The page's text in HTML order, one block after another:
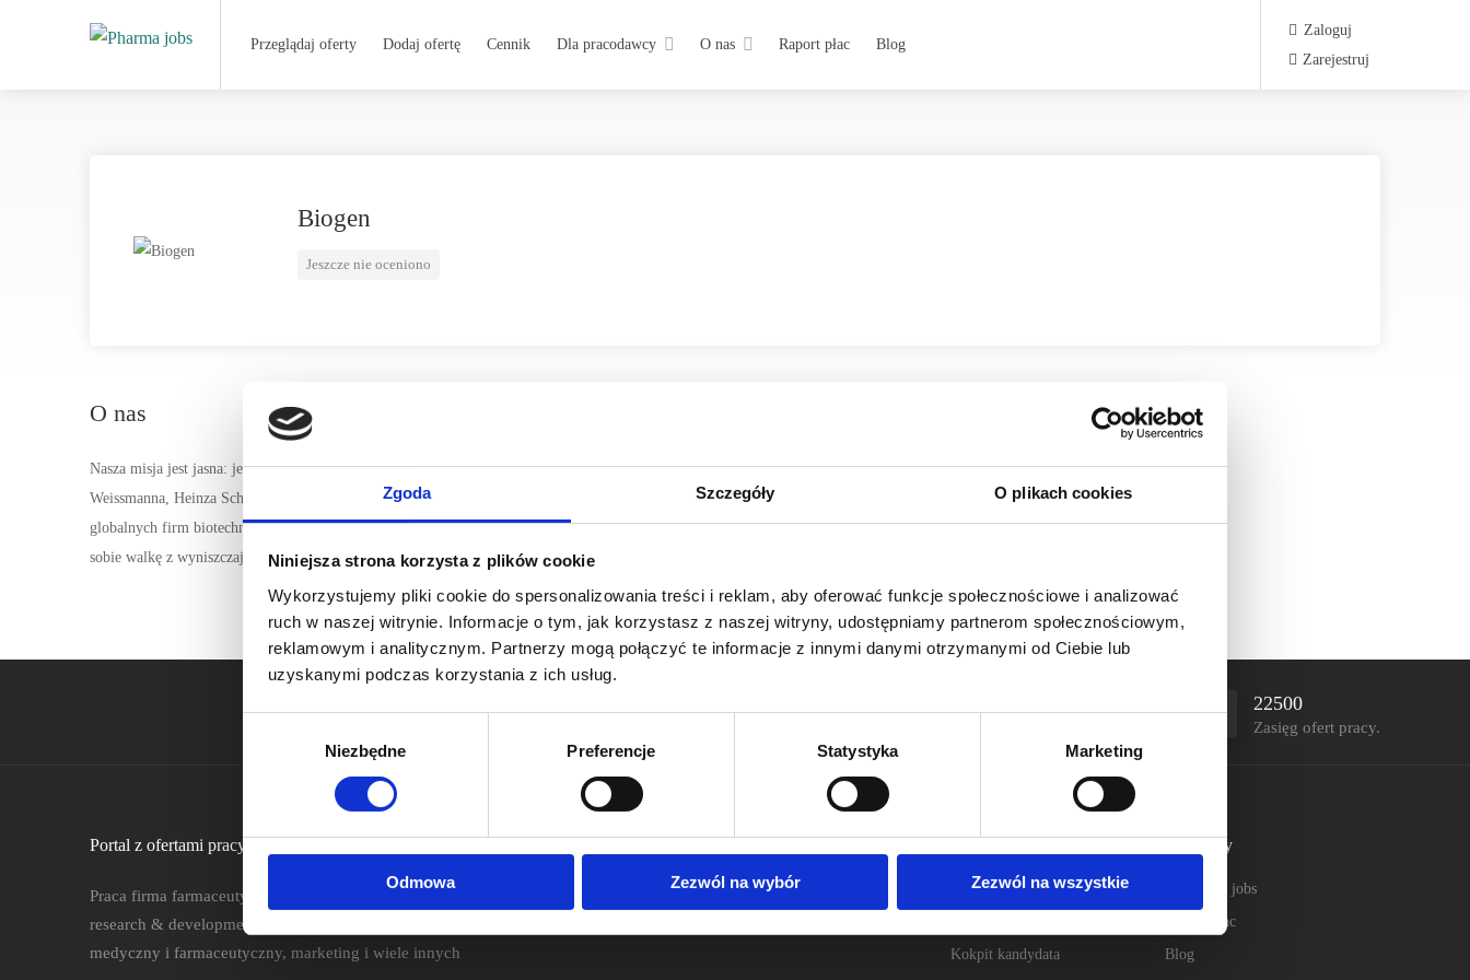
Zgoda Szczegóły O plikach cookies
Niniejsza strona korzysta z plików cookie
Wykorzystujemy pliki cookie do spersonalizowania treści i reklam, aby oferować funkcje społecznościowe i analizować
ruch w naszej witrynie. Informacje o tym, jak korzystasz z naszej witryny, udostępniamy partnerom społecznościowym,
reklamowym i analitycznym. Partnerzy mogą połączyć te informacje z innymi danymi otrzymanymi od Ciebie lub
uzyskanymi podczas korzystania z ich usług.
Niezbędne Preferencje Statystyka Marketing
Odmowa Zezwól na wybór Zezwól na wszystkie
Przeglądaj oferty Dodaj ofertę Cennik Dla pracodawcy O nas Raport płac Blog
Zaloguj
Zarejestruj
Biogen
Jeszcze nie oceniono
O nas
Nasza misja jest jasna: jesteśmy pionierami w dziedzinie neuronauki. Od czasów założenia Biogen w 1978 roku przez Charlesa
Weissmanna, Heinza Schallera, Kennetha Murraya oraz dwóch noblistów – Waltera Gilberta i Phillipa Sharpa jesteśmy jedną z pierwszych
globalnych firm biotechnologicznych, która prowadzi wiodące badania naukowe. Szczególnie w ostatniej dekadzie, firma za cel postawiła
sobie walkę z wyniszczającymi chorobami neurologicznymi.
22500
Zasięg ofert pracy.
Portal z ofertami pracy w firmach farmecutycznych i aptekach
Praca firma farmaceutyczna: badania kliniczne, rejestracja leków, pharmacovigilance,
research & development, działy jakości, market access, product management, przedstawiciel
medyczny i farmaceutyczny, marketing i wiele innych
Oferty pracy
Kokpit kandydata
Na skróty
O Pharma jobs
Raport płac
Blog